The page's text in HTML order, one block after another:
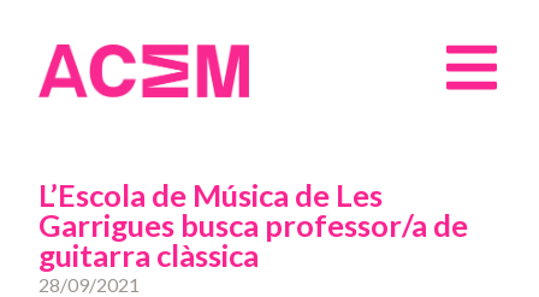
L’Escola de Música de Les
Garrigues busca professor/a de
guitarra clàssica
28/09/2021